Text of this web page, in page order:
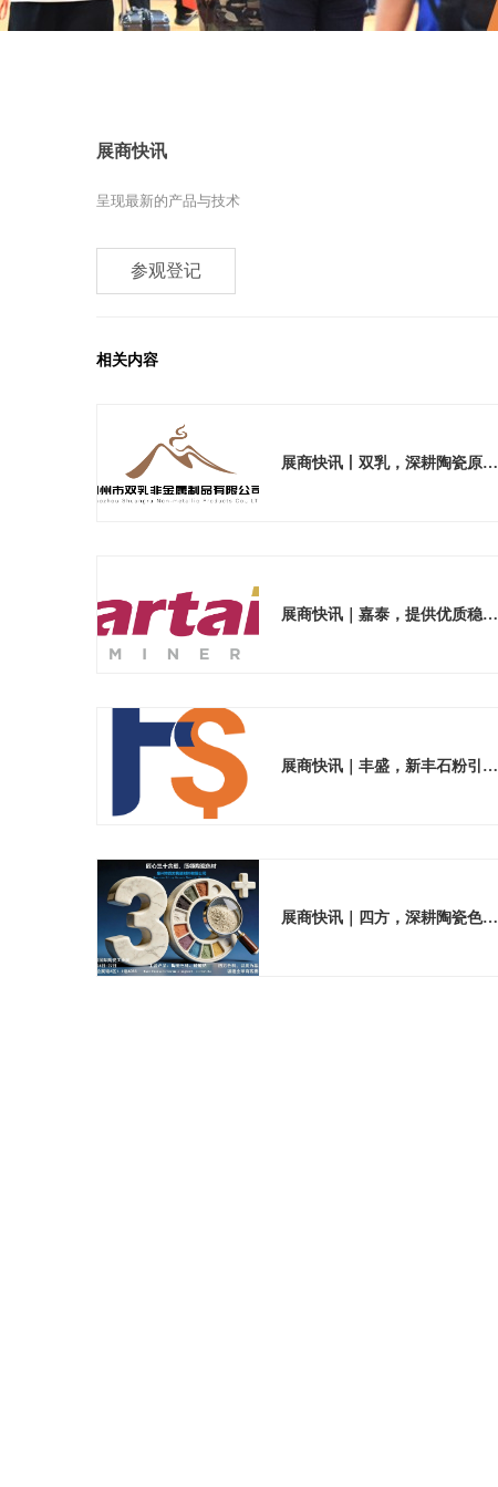
展商快讯
呈现最新的产品与技术
参观登记
相关内容
展商快讯丨双乳，深耕陶瓷原料多年
展商快讯｜嘉泰，提供优质稳定的陶瓷原料
展商快讯｜丰盛，新丰石粉引领材料绿色发展
展商快讯｜四方，深耕陶瓷色料研发